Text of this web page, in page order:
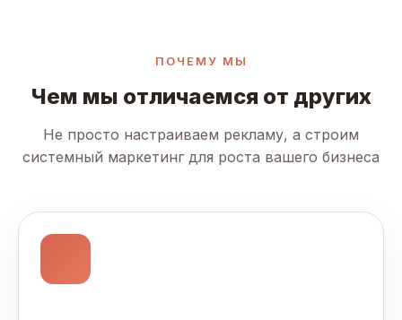
ПОЧЕМУ МЫ
Чем мы отличаемся от других
Не просто настраиваем рекламу, а строим
системный маркетинг для роста вашего бизнеса